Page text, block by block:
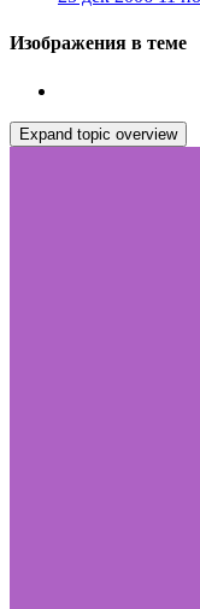
Изображения в теме
Expand topic overview